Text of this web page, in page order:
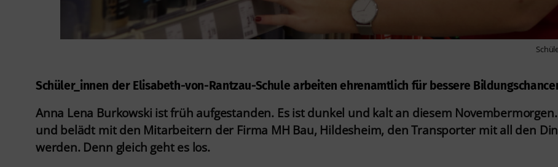
Schüler_innen der Elisabeth-von-Rantzau-Schule arbeiten ehrenamtlich für bessere
Anna Lena Burkowski ist früh aufgestanden. Es ist dunkel und kalt an diesem
und belädt mit den Mitarbeitern der Firma MH Bau, Hildesheim, den Transporter mit all den
werden. Denn gleich geht es los.